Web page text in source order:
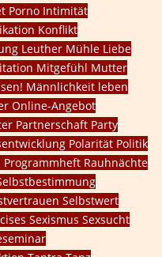
Porno Intimität
Konflikt
Leuther Mühle Liebe
Mitgefühl Mutter
Männlichkeit leben
Online-Angebot
Partnerschaft Party
Polarität Politik
Programmheft Rauhnächte
Selbstwert
Sexismus Sexsucht